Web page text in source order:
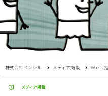
株式会社ペンシル メディア掲載 Ｗｅｂ
メディア掲載